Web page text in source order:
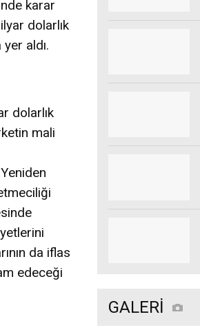
karar
dolarlık
aldı.
dolarlık
mali
da iflas
edeceği
GALERİ